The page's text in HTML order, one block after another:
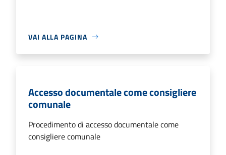
VAI ALLA PAGINA
Accesso documentale come consigliere
comunale
Procedimento di accesso documentale come
consigliere comunale